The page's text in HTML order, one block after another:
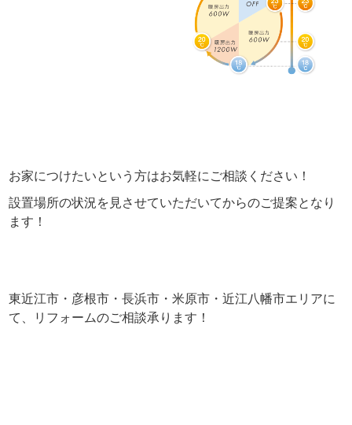
お家につけたいという方はお気軽にご相談ください！
設置場所の状況を見させていただいてからのご提案となり
ます！
東近江市・彦根市・長浜市・米原市・近江八幡市エリアに
て、リフォームのご相談承ります！